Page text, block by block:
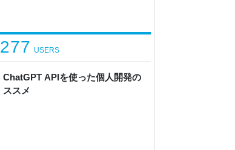
ChatGPT APIを使った個人開発の
ススメ
277 USERS